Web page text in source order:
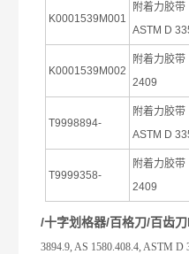
K0001539M001
附着力胶带
ASTM D
K0001539M002
附着力胶带
2409
T9998894-
附着力胶带
ASTM D
T9999358-
附着力胶带
2409
/十字划格器/百格刀/百齿
3894.9, AS 1580.408.4, ASTM D